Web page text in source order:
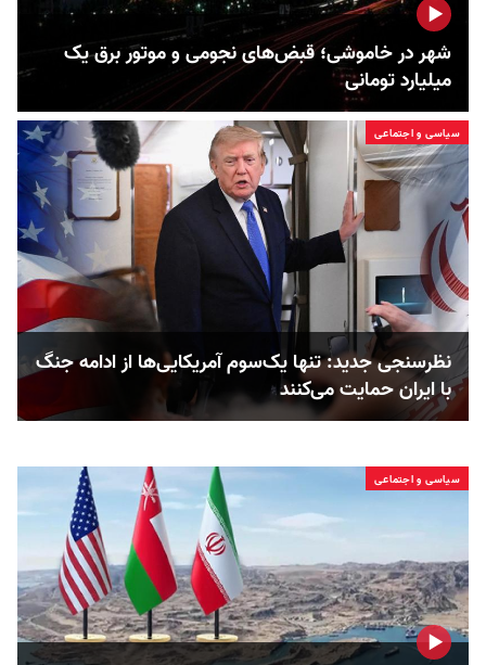
شهر در خاموشی؛ قبض‌های نجومی و موتور برق یک
میلیارد تومانی
سیاسی و اجتماعی
نظرسنجی جدید: تنها یک‌سوم آمریکایی‌ها از ادامه جنگ
با ایران حمایت می‌کنند
سیاسی و اجتماعی